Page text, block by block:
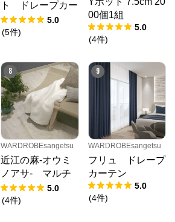
ト ドレープカー
テン
5.0
(5件)
00個1組
5.0
(4件)
8
WARDROBEsangetsu
近江の麻-オウミ
ノアサ- マルチ
カバー
5.0
(4件)
9
WARDROBEsangetsu
フリュ ドレープ
カーテン
5.0
(4件)